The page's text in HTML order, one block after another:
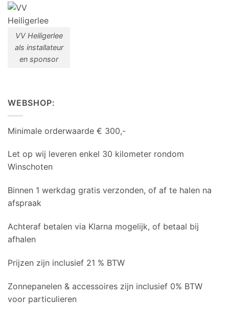
VV Heiligerlee
als installateur
en sponsor
WEBSHOP:
Minimale orderwaarde € 300,-
Let op wij leveren enkel 30 kilometer rondom
Winschoten
Binnen 1 werkdag gratis verzonden, of af te halen na
afspraak
Achteraf betalen via Klarna mogelijk, of betaal bij
afhalen
Prijzen zijn inclusief 21 % BTW
Zonnepanelen & accessoires zijn inclusief 0% BTW
voor particulieren